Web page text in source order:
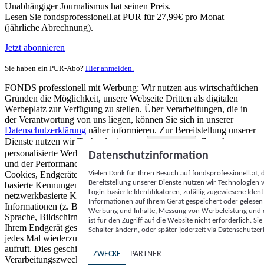
Unabhängiger Journalismus hat seinen Preis.
Lesen Sie fondsprofessionell.at PUR für 27,99€ pro Monat
(jährliche Abrechnung).
Jetzt abonnieren
Sie haben ein PUR-Abo? Hier anmelden.
FONDS professionell mit Werbung: Wir nutzen aus wirtschaftlichen
Gründen die Möglichkeit, unsere Webseite Dritten als digitalen
Werbeplatz zur Verfügung zu stellen. Über Verarbeitungen, die in
der Verantwortung von uns liegen, können Sie sich in unserer
Datenschutzerklärung näher informieren. Zur Bereitstellung unserer
Dienste nutzen wir Technologien von
Partnern (5)
. Zwecke:
personalisierte Werbung und Inhalte, Messung von Werbeleistung
und der Performance von Inhalten sowie Zielgruppenforschung.
Cookies, Endgeräte- oder ähnliche Online-Kennungen (z. B. login-
basierte Kennungen, zufällig generierte Kennungen,
netzwerkbasierte Kennungen) können zusammen mit anderen
Informationen (z. B. Browsertyp und Browserinformationen,
Sprache, Bildschirmgröße, unterstützte Technologien usw.) auf
Ihrem Endgerät gespeichert oder von dort ausgelesen werden, um es
jedes Mal wiederzuerkennen, wenn es eine App oder einer Webseite
aufruft. Dies geschieht für einen oder mehrere der hier aufgeführten
Verarbeitungszwecke.
Datenschutzinformation
Vielen Dank für Ihren Besuch auf
Bereitstellung unserer Dienste nutzen wir Technologien
Login-basierte Identifikatoren, zufällig zugewiesene
Informationen auf Ihrem Gerät gespeichert oder
Werbung und Inhalte, Messung von Werbeleistung
ist für den Zugriff auf die Website nicht erforderlich.
Schalter ändern, oder später jederzeit via
ZWECKE PARTNER